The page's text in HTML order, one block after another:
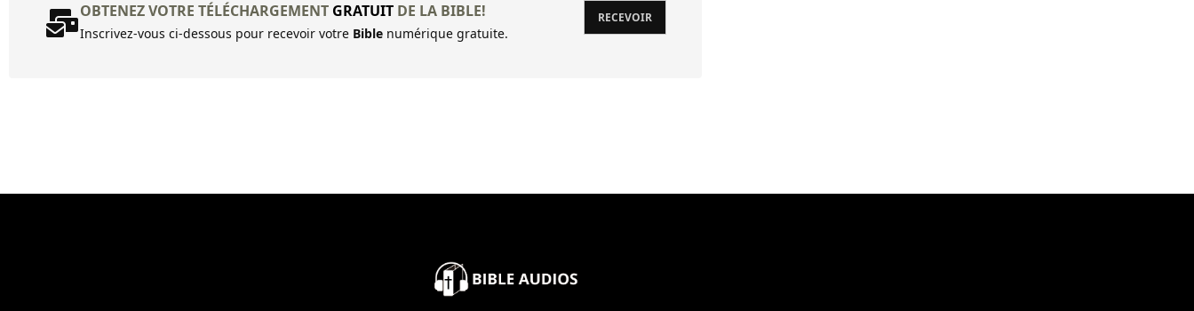
OBTENEZ VOTRE TÉLÉCHARGEMENT GRATUIT DE LA BIBLE!
Inscrivez-vous ci-dessous pour recevoir votre Bible numérique gratuite.
RECEVOIR